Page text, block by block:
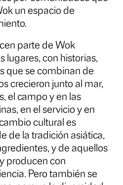
tiempo que se ha
con ingredientes
un espacio de
parte de Wok
lugares, con historias,
que se combinan de
crecieron junto al
el campo y en las
en el servicio y en
cultural es